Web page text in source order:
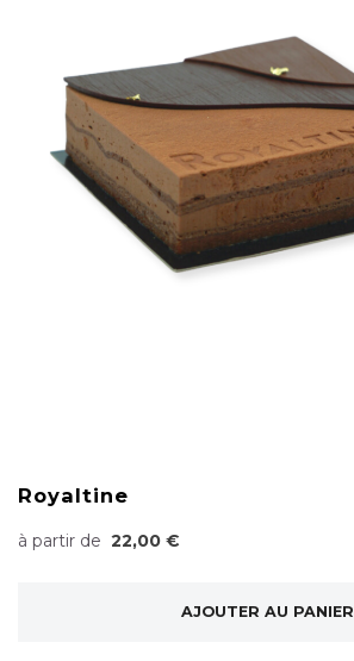
Royaltine
à partir de 22,00 €
AJOUTER AU PANIER